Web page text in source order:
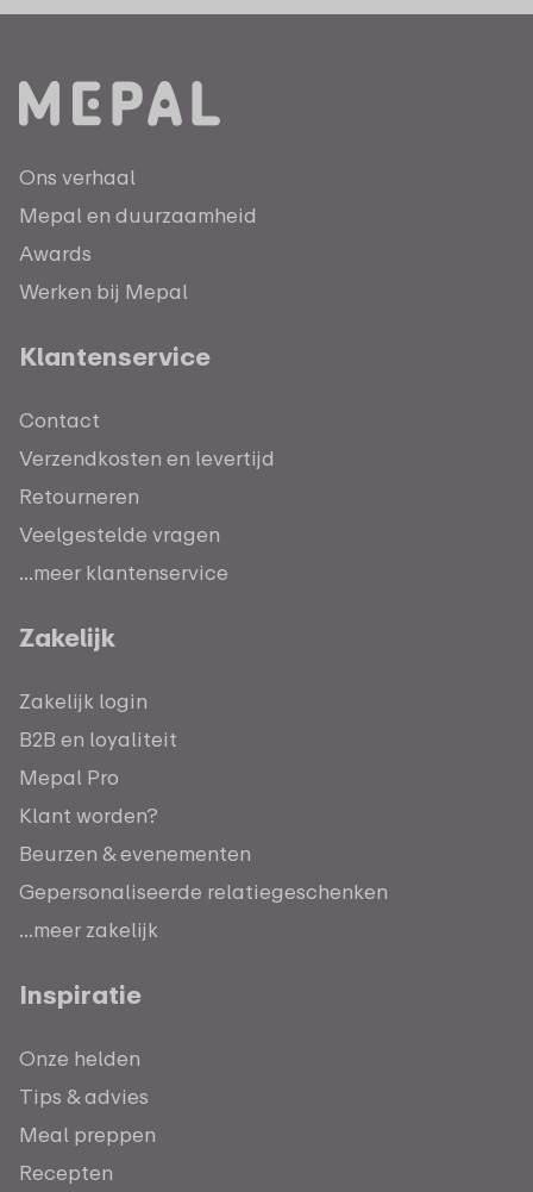
Ons verhaal
Mepal en duurzaamheid
Awards
Werken bij Mepal
Klantenservice
Contact
Verzendkosten en levertijd
Retourneren
Veelgestelde vragen
...meer klantenservice
Zakelijk
Zakelijk login
B2B en loyaliteit
Mepal Pro
Klant worden?
Beurzen & evenementen
Gepersonaliseerde relatiegeschenken
...meer zakelijk
Inspiratie
Onze helden
Tips & advies
Meal preppen
Recepten